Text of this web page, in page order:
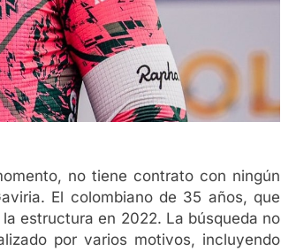
no tiene contrato con ningún
El colombiano de 35 años, que
estructura en 2022. La búsqueda no
por varios motivos, incluyendo